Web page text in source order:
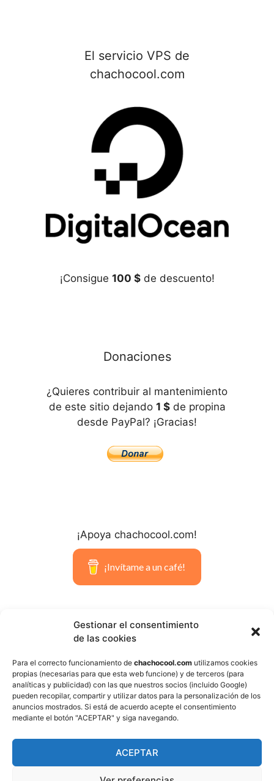
Gestionar el consentimiento
de las cookies
Para el correcto funcionamiento de chachocool.com utilizamos cookies
propias (necesarias para que esta web funcione) y de terceros (para
analíticas y publicidad) con las que nuestros socios (incluido Google)
pueden recopilar, compartir y utilizar datos para la personalización de los
anuncios mostrados. Si está de acuerdo acepte el consentimiento
mediante el botón "ACEPTAR" y siga navegando.
ACEPTAR
El servicio VPS de
chachocool.com
¡Consigue 100 $de descuento!
Donaciones
¿Quieres contribuir al mantenimiento
de este sitio dejando 1 $de propina
desde PayPal? ¡Gracias!
¡Apoya chachocool.com!
¡Invítame a un café!
Please Add coin wallet address in
plugin settings panel